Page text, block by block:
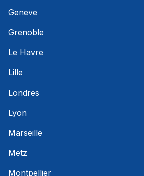
Geneve
Grenoble
Le Havre
Lille
Londres
Lyon
Marseille
Metz
Montpellier